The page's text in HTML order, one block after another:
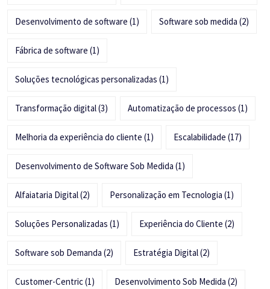
Desenvolvimento de software (1) Software sob medida (2)
Fábrica de software (1)
Soluções tecnológicas personalizadas (1)
Transformação digital(3) Automatização de processos (1)
Melhoria da experiência do cliente (1) Escalabilidade (17)
Desenvolvimento de Software Sob Medida (1)
Alfaiataria Digital(2) Personalização em Tecnologia (1)
Soluções Personalizadas (1) Experiência do Cliente (2)
Software sob Demanda (2) Estratégia Digital(2)
Customer-Centric(1) Desenvolvimento Sob Medida (2)